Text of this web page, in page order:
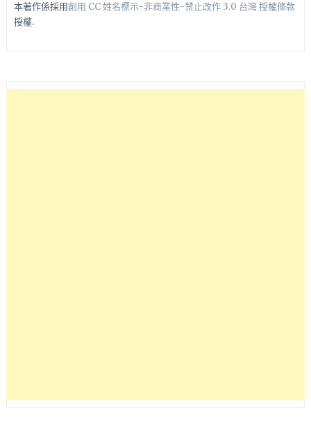
本著作係採用創用 CC 姓名標示-非商業性-禁止改作 3.0 台灣 授權條款
授權.